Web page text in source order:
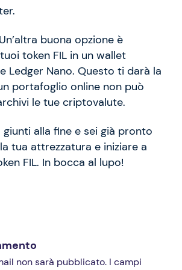
buona opzione è
token FIL in un wallet
Ledger Nano. Questo ti darà la
portafoglio online non può
le tue criptovalute.
giunti ​​alla fine e sei già pronto
tua attrezzatura e iniziare a
FIL. In bocca al lupo!
non sarà pubblicato. I campi